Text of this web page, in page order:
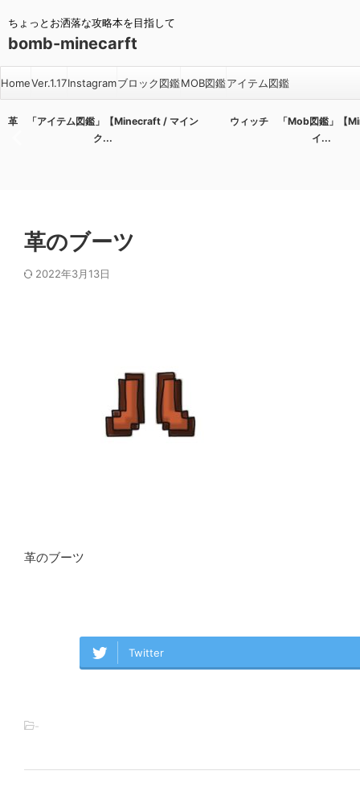
ちょっとお洒落な攻略本を目指して
bomb-minecarft
HomeVer.1.17Instagramブロック図鑑MOB図鑑アイテム図鑑
/ マイン
ウィッチ 「Mob図鑑」【Minecraft / マ
ガラス
革のブーツ
2022年3月13日
革のブーツ
Twitter
-